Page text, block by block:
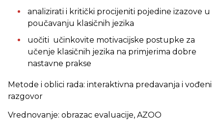
analizirati i kritički procijeniti pojedine izazove u
poučavanju klasičnih jezika
uočiti učinkovite motivacijske postupke za
učenje klasičnih jezika na primjerima dobre
nastavne prakse
Metode i oblici rada: interaktivna predavanja i vođeni
razgovor
Vrednovanje: obrazac evaluacije, AZOO